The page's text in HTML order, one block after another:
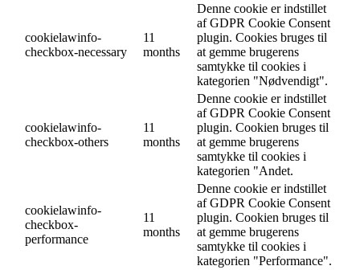
cookielawinfo-
checkbox-necessary
11
months
Denne cookie er indstillet
af GDPR Cookie Consent
plugin. Cookies bruges til
at gemme brugerens
samtykke til cookies i
kategorien "Nødvendigt".
cookielawinfo-
checkbox-others
11
months
Denne cookie er indstillet
af GDPR Cookie Consent
plugin. Cookien bruges til
at gemme brugerens
samtykke til cookies i
kategorien "Andet.
cookielawinfo-
checkbox-
performance
11
months
Denne cookie er indstillet
af GDPR Cookie Consent
plugin. Cookien bruges til
at gemme brugerens
samtykke til cookies i
kategorien "Performance".